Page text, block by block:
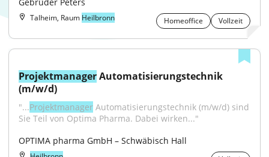
Talheim, Raum Heilbronn Homeoffice Vollzeit
Projektmanager Automatisierungstechnik
(m/w/d)
"...Projektmanager Automatisierungstechnik (m/w/d) sind
Sie Teil von Optima Pharma. Dabei wirken..."
OPTIMA pharma GmbH – Schwäbisch Hall